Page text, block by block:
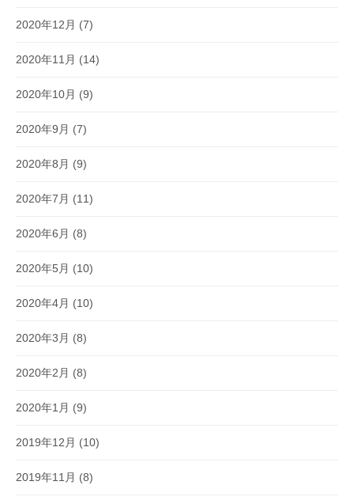
2020年12月 (7)
2020年11月 (14)
2020年10月 (9)
2020年9月 (7)
2020年8月 (9)
2020年7月 (11)
2020年6月 (8)
2020年5月 (10)
2020年4月 (10)
2020年3月 (8)
2020年2月 (8)
2020年1月 (9)
2019年12月 (10)
2019年11月 (8)